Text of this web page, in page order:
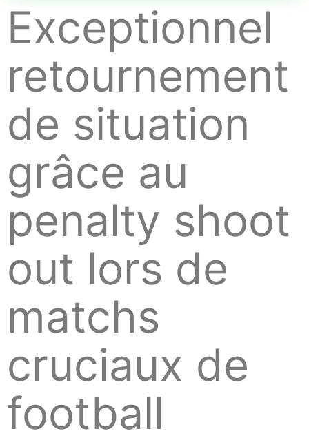
Exceptionnel
retournement
de situation
grâce au
penalty shoot
out lors de
matchs
cruciaux de
football